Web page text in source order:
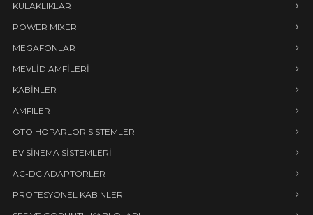
KULAKLIKLAR
POWER MIXER
MEGAFONLAR
MEVLİD AMFİLERİ
KABİNLER
AMFILER
OTO HOPARLOR SISTEMLERI
EV SİNEMA SİSTEMLERİ
AC-DC ADAPTORLER
PROFESYONEL KABINLER